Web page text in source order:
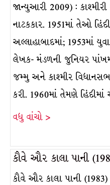
જાન્યુઆરી 2009) : કાશ્મીરી
નાટકકાર. 1951માં તેઓ
અલ્લાહાબાદમાં; 1953માં
લેખક- મંડળની જુનિયર
જમ્મુ અને કાશ્મીર
કરી. 1960માં તેમણે
વધુ વાંચો >
કૌવે ઔર કાલા પાની
કૌવે ઔર કાલા પાની (1983)